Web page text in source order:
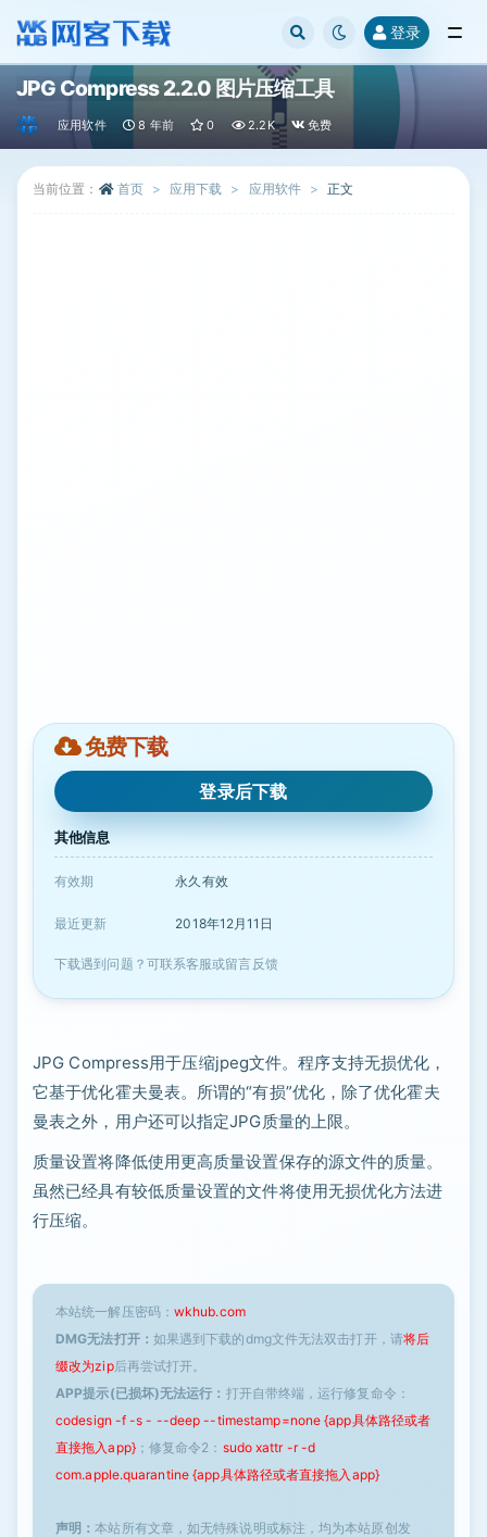
登录
JPG Compress 2.2.0 图片压缩工具
应用软件 8 年前 0 2.2K 免费
当前位置： 首页 应用下载 应用软件 正文
免费下载
登录后下载
其他信息
有效期 永久有效
最近更新 2018年12月11日
下载遇到问题？可联系客服或留言反馈
JPG Compress用于压缩jpeg文件。程序支持无损优化，
它基于优化霍夫曼表。所谓的“有损”优化，除了优化霍夫
曼表之外，用户还可以指定JPG质量的上限。
质量设置将降低使用更高质量设置保存的源文件的质量。
虽然已经具有较低质量设置的文件将使用无损优化方法进
行压缩。
本站统一解压密码： wkhub.com
DMG无法打开： 如果遇到下载的dmg文件无法双击打开，请将后
缀改为zip后再尝试打开。
APP提示(已损坏)无法运行： 打开自带终端，运行修复命令：
codesign -f -s - --deep --timestamp=none {app具体路径或者
直接拖入app}；修复命令2： sudo xattr -r -d
com.apple.quarantine {app具体路径或者直接拖入app}
声明：本站所有文章，如无特殊说明或标注，均为本站原创发
全部